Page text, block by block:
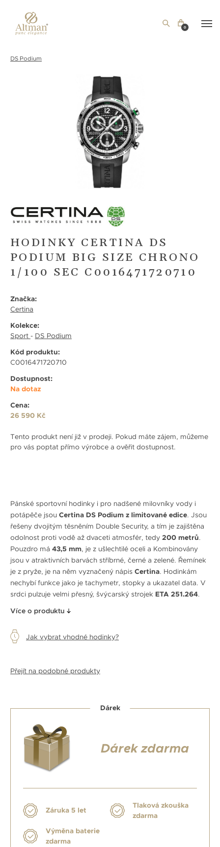
0
DS Podium
HODINKY CERTINA DS
PODIUM BIG SIZE CHRONO
1/100 SEC C0016471720710
Značka:
Certina
Kolekce:
Sport - DS Podium
Kód produktu:
C0016471720710
Dostupnost:
Na dotaz
Cena:
26 590 Kč
Tento produkt není již v prodeji. Pokud máte zájem, můžeme
pro vás poptat přímo výrobce a ověřit dostupnost.
Pánské sportovní hodinky i pro nadšené milovníky vody i
potápěče jsou Certina DS Podium z limitované edice. Jsou
řešeny dvojitým těsněním Double Security, a tím je zajištěna
odolnost proti vodě až dvaceti atmosfér, tedy 200 metrů.
Pouzdro má 43,5 mm, je z ušlechtilé oceli a Kombinovány
jsou v atraktivních barvách stříbrné, černé a zelené. Řemínek
je z pryže, je na něm vyznačený nápis Certina. Hodinkám
nechybí funkce jako je tachymetr, stopky a ukazatel data. V
srdci pulzuje velmi přesný, švýcarský strojek ETA 251.264.
Více o produktu
Jak vybrat vhodné hodinky?
Přejít na podobné produkty
Dárek
Dárek zdarma
Záruka 5 let
Tlaková zkouška
zdarma
Výměna baterie
zdarma